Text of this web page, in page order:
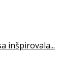
inšpirovala...